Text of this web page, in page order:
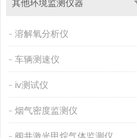
其他环境监测仪器
溶解氧分析仪
车辆测速仪
iv测试仪
烟气密度监测仪
阀井激光甲烷气体监测仪